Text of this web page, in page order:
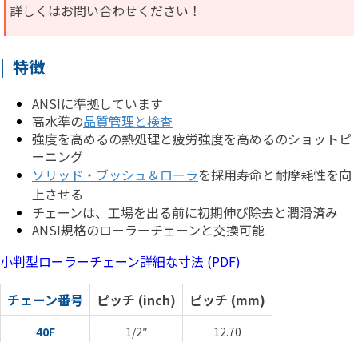
詳しくはお問い合わせください！
| 特徴
ANSIに準拠しています
高水準の品質管理と検査
強度を高めるの熱処理と疲労強度を高めるのショットピ
ーニング
ソリッド・ブッシュ＆ローラを採用寿命と耐摩耗性を向
上させる
チェーンは、工場を出る前に初期伸び除去と潤滑済み
ANSI規格のローラーチェーンと交換可能
小判型ローラーチェーン詳細な寸法 (PDF)
チェーン番号
ピッチ (inch) ピッチ (mm)
40F 1/2″
12.70